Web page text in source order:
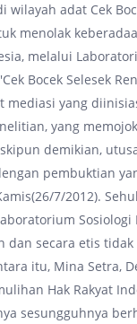
adat Cek
menolak
melalui
Bocek Selesek
yang
yang
demikian,
pembuktian
7/2012).
dan secara etis
itu, Mina Setra,
Hak Rakyat
sesungguhnya